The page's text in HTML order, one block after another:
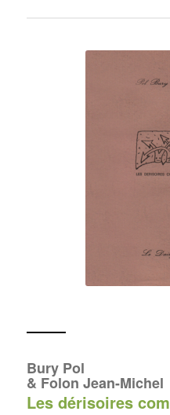
Bury Pol
& Folon Jean-Michel
Les dérisoires